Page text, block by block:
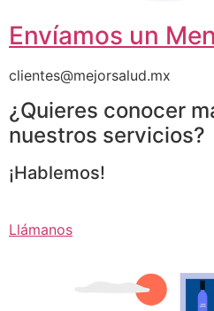
Envíamos un
clientes@mejorsalud.mx
¿Quieres conocer
nuestros servicios?
¡Hablemos!
Llámanos